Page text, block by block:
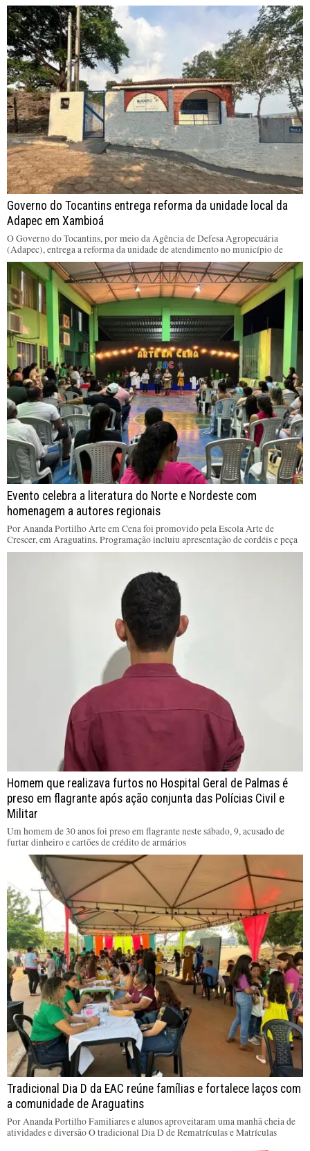
Governo do Tocantins entrega reforma da unidade local da
Adapec em Xambioá
O Governo do Tocantins, por meio da Agência de Defesa Agropecuária
(Adapec), entrega a reforma da unidade de atendimento no município de
Evento celebra a literatura do Norte e Nordeste com
homenagem a autores regionais
Por Ananda Portilho Arte em Cena foi promovido pela Escola Arte de
Crescer, em Araguatins. Programação incluiu apresentação de cordéis e peça
Homem que realizava furtos no Hospital Geral de Palmas é
preso em flagrante após ação conjunta das Polícias Civil e
Militar
Um homem de 30 anos foi preso em flagrante neste sábado, 9, acusado de
furtar dinheiro e cartões de crédito de armários
Tradicional Dia D da EAC reúne famílias e fortalece laços com
a comunidade de Araguatins
Por Ananda Portilho Familiares e alunos aproveitaram uma manhã cheia de
atividades e diversão O tradicional Dia D de Rematrículas e Matrículas